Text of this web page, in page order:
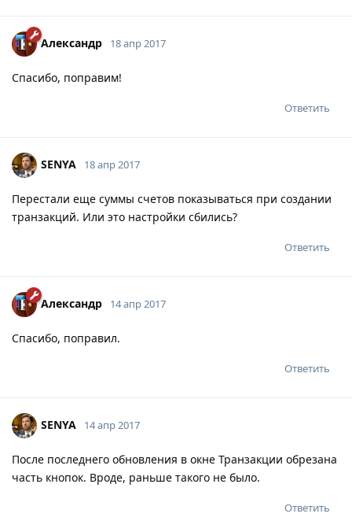
Александр 18 апр 2017
Спасибо, поправим!
Ответить
SENYA 18 апр 2017
Перестали еще суммы счетов показываться при создании
транзакций. Или это настройки сбились?
Ответить
Александр 14 апр 2017
Спасибо, поправил.
Ответить
SENYA 14 апр 2017
После последнего обновления в окне Транзакции обрезана
часть кнопок. Вроде, раньше такого не было.
Ответить